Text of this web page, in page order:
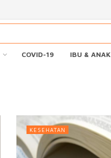
COVID-19 IBU & ANAK
KESEHATAN